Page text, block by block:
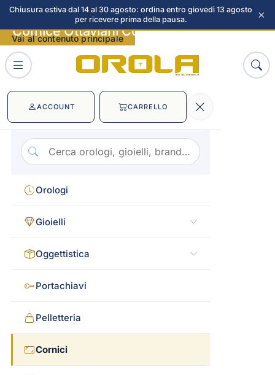
Chiusura estiva dal 14 al 30 agosto: ordina entro giovedì 13 agosto
per ricevere prima della pausa.
×
Vai al contenuto principale
ACCOUNT CARRELLO
Orologi
Gioielli
Oggettistica
Portachiavi
Pelletteria
Cornici
Cornice Ottaviani Coccodrillo immagini